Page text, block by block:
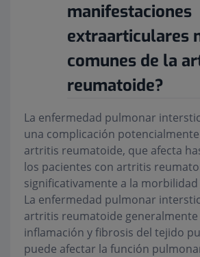
manifestaciones
extraarticulares
comunes de la
reumatoide?
La enfermedad pulmonar
una complicación
artritis reumatoide, que afecta
los pacientes con artritis
significativamente a la
La enfermedad pulmonar
artritis reumatoide generalmente
inflamación y fibrosis del tejido
puede afectar la función